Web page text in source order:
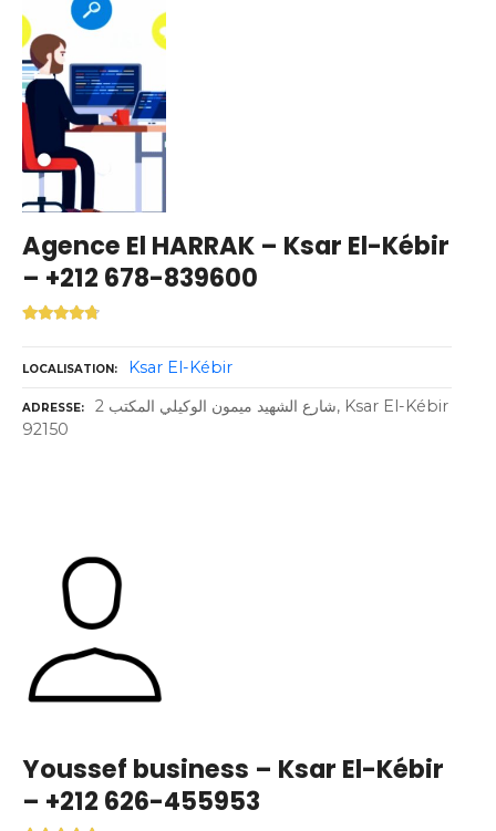
Agence El HARRAK – Ksar El-Kébir
– +212 678-839600
LOCALISATION Ksar El-Kébir
ADRESSE
شارع الشهيد ميمون الوكيلي المكتب 2, Ksar El-Kébir
92150
Youssef business – Ksar El-Kébir
– +212 626-455953